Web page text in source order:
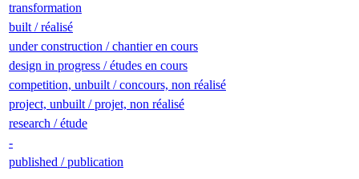
transformation
built / réalisé
under construction / chantier en cours
design in progress / études en cours
competition, unbuilt / concours, non réalisé
project, unbuilt / projet, non réalisé
research / étude
-
published / publication